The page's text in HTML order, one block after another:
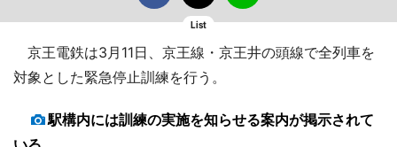
List
京王電鉄は3月11日、京王線・京王井の頭線で全列車を
対象とした緊急停止訓練を行う。
駅構内には訓練の実施を知らせる案内が掲示されて